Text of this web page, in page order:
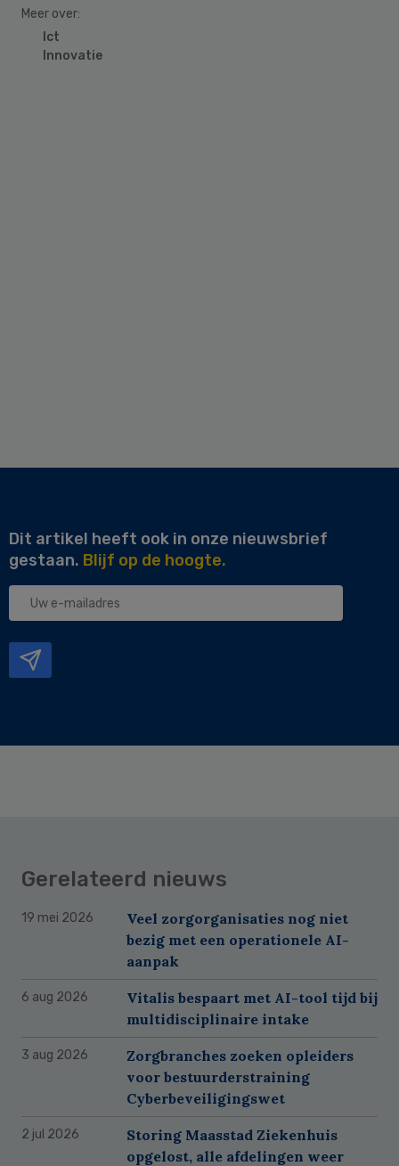
Meer over:
Ict
Innovatie
Dit artikel heeft ook in onze nieuwsbrief
gestaan. Blijf op de hoogte.
Uw
Gerelateerd nieuws
19 mei 2026
Veel zorgorganisaties nog niet
bezig met een operationele AI-
aanpak
6 aug 2026
Vitalis bespaart met AI-tool tijd bij
multidisciplinaire intake
3 aug 2026
Zorgbranches zoeken opleiders
voor bestuurderstraining
Cyberbeveiligingswet
2 jul 2026
Storing Maasstad Ziekenhuis
opgelost, alle afdelingen weer